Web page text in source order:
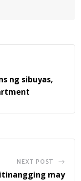
ng sibuyas,
NEXT POST
may